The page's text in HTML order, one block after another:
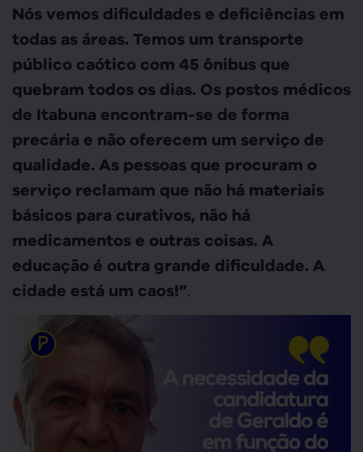
Nós vemos dificuldades e deficiências em
todas as áreas. Temos um transporte
público caótico com 45 ônibus que
quebram todos os dias. Os postos médicos
de Itabuna encontram-se de forma
precária e não oferecem um serviço de
qualidade. As pessoas que procuram o
serviço reclamam que não há materiais
básicos para curativos, não há
medicamentos e outras coisas. A
educação é outra grande dificuldade. A
cidade está um caos!”.